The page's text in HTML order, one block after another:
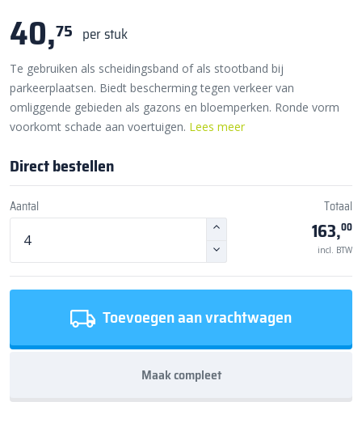
40,75 per stuk
Te gebruiken als scheidingsband of als stootband bij
parkeerplaatsen. Biedt bescherming tegen verkeer van
omliggende gebieden als gazons en bloemperken. Ronde vorm
voorkomt schade aan voertuigen. Lees meer
Direct bestellen
Aantal Totaal
163,00
incl. BTW
Toevoegen aan vrachtwagen
Maak compleet